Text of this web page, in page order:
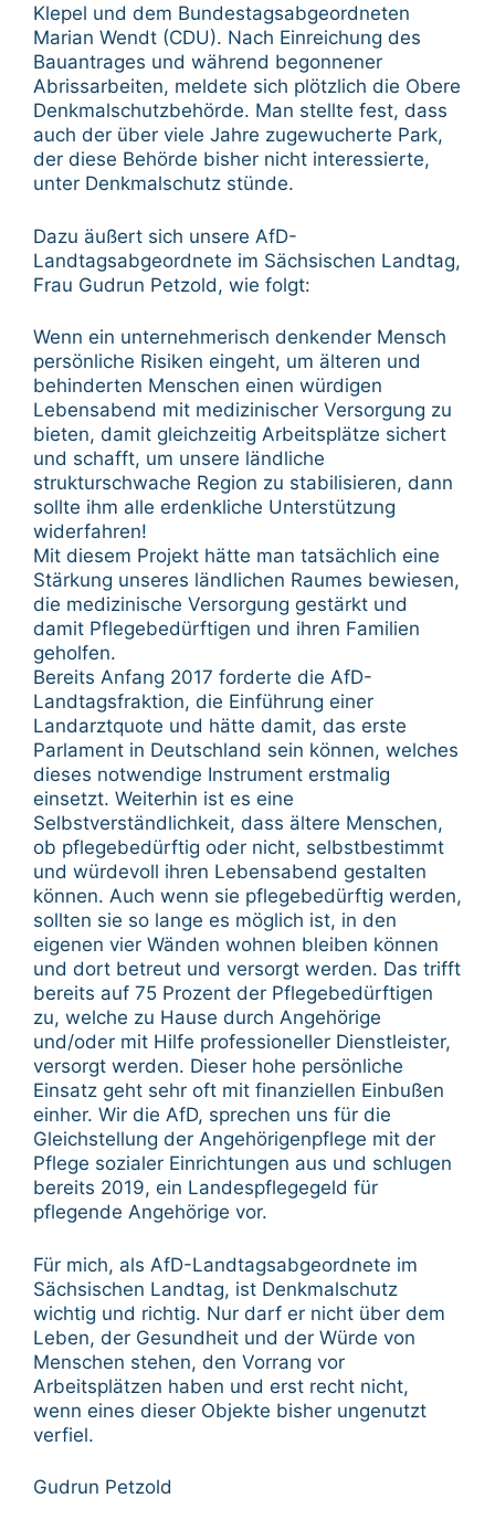
Klepel und dem Bundestagsabgeordneten
Marian Wendt (CDU). Nach Einreichung des
Bauantrages und während begonnener
Abrissarbeiten, meldete sich plötzlich die Obere
Denkmalschutzbehörde. Man stellte fest, dass
auch der über viele Jahre zugewucherte Park,
der diese Behörde bisher nicht interessierte,
unter Denkmalschutz stünde.
Dazu äußert sich unsere AfD-
Landtagsabgeordnete im Sächsischen Landtag,
Frau Gudrun Petzold, wie folgt:
Wenn ein unternehmerisch denkender Mensch
persönliche Risiken eingeht, um älteren und
behinderten Menschen einen würdigen
Lebensabend mit medizinischer Versorgung zu
bieten, damit gleichzeitig Arbeitsplätze sichert
und schafft, um unsere ländliche
strukturschwache Region zu stabilisieren, dann
sollte ihm alle erdenkliche Unterstützung
widerfahren!
Mit diesem Projekt hätte man tatsächlich eine
Stärkung unseres ländlichen Raumes bewiesen,
die medizinische Versorgung gestärkt und
damit Pflegebedürftigen und ihren Familien
geholfen.
Bereits Anfang 2017 forderte die AfD-
Landtagsfraktion, die Einführung einer
Landarztquote und hätte damit, das erste
Parlament in Deutschland sein können, welches
dieses notwendige Instrument erstmalig
einsetzt. Weiterhin ist es eine
Selbstverständlichkeit, dass ältere Menschen,
ob pflegebedürftig oder nicht, selbstbestimmt
und würdevoll ihren Lebensabend gestalten
können. Auch wenn sie pflegebedürftig werden,
sollten sie so lange es möglich ist, in den
eigenen vier Wänden wohnen bleiben können
und dort betreut und versorgt werden. Das trifft
bereits auf 75 Prozent der Pflegebedürftigen
zu, welche zu Hause durch Angehörige
und/oder mit Hilfe professioneller Dienstleister,
versorgt werden. Dieser hohe persönliche
Einsatz geht sehr oft mit finanziellen Einbußen
einher. Wir die AfD, sprechen uns für die
Gleichstellung der Angehörigenpflege mit der
Pflege sozialer Einrichtungen aus und schlugen
bereits 2019, ein Landespflegegeld für
pflegende Angehörige vor.
Für mich, als AfD-Landtagsabgeordnete im
Sächsischen Landtag, ist Denkmalschutz
wichtig und richtig. Nur darf er nicht über dem
Leben, der Gesundheit und der Würde von
Menschen stehen, den Vorrang vor
Arbeitsplätzen haben und erst recht nicht,
wenn eines dieser Objekte bisher ungenutzt
verfiel.
Gudrun Petzold